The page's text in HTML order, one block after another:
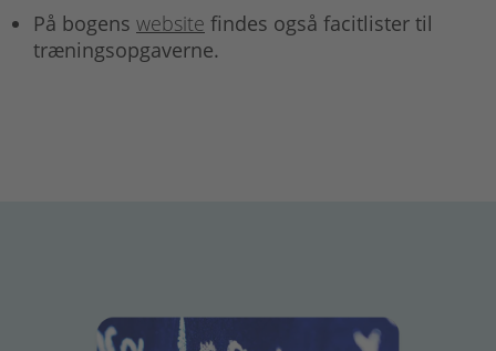
På bogens website findes også facitlister til
træningsopgaverne.